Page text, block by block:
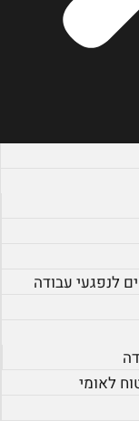
לנפגעי עבודה
לאומי